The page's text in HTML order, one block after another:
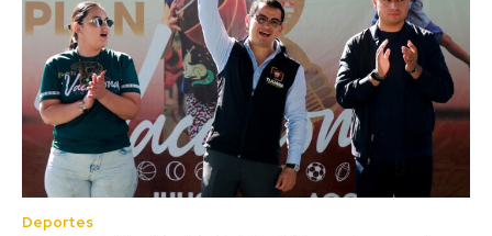
Deportes